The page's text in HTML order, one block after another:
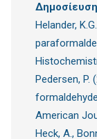
Helander,
Pedersen, P.
American
Heck, A.,